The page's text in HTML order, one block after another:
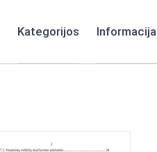
Kategorijos Informacija